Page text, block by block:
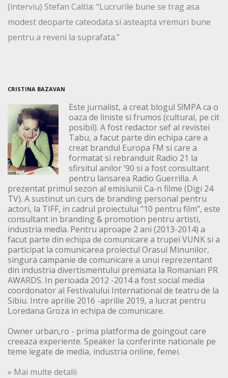
(interviu) Stefan Caltia: “Lucrurile bune se trag asa
modest deoparte cateodata si asteapta vremuri bune
pentru a reveni la suprafata.”
CRISTINA BAZAVAN
Este jurnalist, a creat blogul S!MPA ca o
oaza de liniste si frumos (cultural, pe cit
posibil). A fost redactor sef al revistei
Tabu, a facut parte din echipa care a
creat brandul Europa FM si care a
formatat si rebranduit Radio 21 la
sfirsitul anilor ‘90 si a fost consultant
pentru lansarea Radio Guerrilla. A
prezentat primul sezon al emisiunii Ca-n filme (Digi 24
TV). A sustinut un curs de branding personal pentru
actori, la TIFF, in cadrul proiectului "10 pentru film", este
consultant in branding & promotion pentru artisti,
industria media. Pentru aproape 2 ani (2013-2014) a
facut parte din echipa de comunicare a trupei VUNK si a
participat la comunicarea proiectul Orasul Minunilor,
singura campanie de comunicare a unui reprezentant
din industria divertismentului premiata la Romanian PR
AWARDS. In perioada 2012 -2014 a fost social media
coordonator al Festivalului International de teatru de la
Sibiu. Intre aprilie 2016 -aprilie 2019, a lucrat pentru
Loredana Groza in echipa de comunicare.
Owner urban,ro - prima platforma de goingout care
creeaza experiente. Speaker la conferinte nationale pe
teme legate de media, industria online, femei.
» Mai multe detalii